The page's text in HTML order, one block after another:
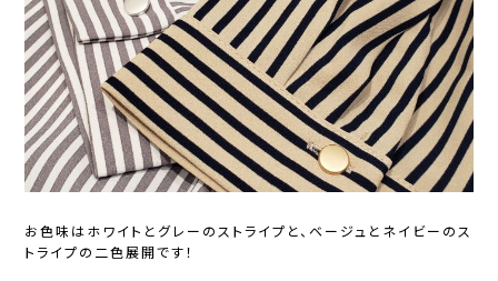
お色味はホワイトとグレーのストライプと、ベージュとネイビーのス
トライプの二色展開です！